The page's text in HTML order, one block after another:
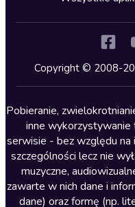
Kryminały
Lektury szkolne
Literatura anglojęzyczna
Literatura faktu
Literatura obyczajowa
Literatura piękna obca
Copyright © 2008-
Pobieranie,
inne wykorzystywanie
serwisie - bez względu na
szczególności lecz nie
muzyczne,
zawarte w nich dane i
dane) oraz formę (np.